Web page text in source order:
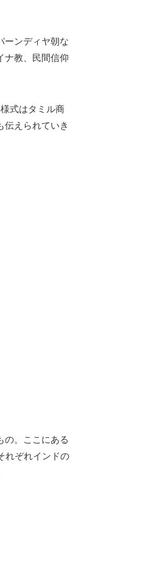
ーンディヤ朝な
ナ教、民間信仰
式はタミル商
えられていき
の。ここにある
れぞれインドの